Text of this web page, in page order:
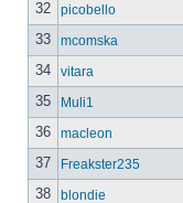
32 picobello
33 mcomska
34 vitara
35 Muli1
36 macleon
37 Freakster235
38 blondie